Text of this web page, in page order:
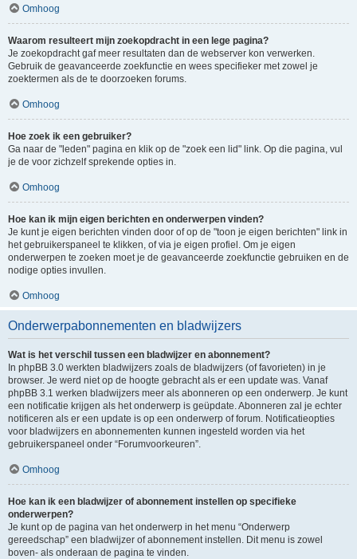
Omhoog
Waarom resulteert mijn zoekopdracht in een lege pagina?
Je zoekopdracht gaf meer resultaten dan de webserver kon verwerken.
Gebruik de geavanceerde zoekfunctie en wees specifieker met zowel je
zoektermen als de te doorzoeken forums.
Omhoog
Hoe zoek ik een gebruiker?
Ga naar de "leden" pagina en klik op de "zoek een lid" link. Op die pagina, vul
je de voor zichzelf sprekende opties in.
Omhoog
Hoe kan ik mijn eigen berichten en onderwerpen vinden?
Je kunt je eigen berichten vinden door of op de "toon je eigen berichten" link in
het gebruikerspaneel te klikken, of via je eigen profiel. Om je eigen
onderwerpen te zoeken moet je de geavanceerde zoekfunctie gebruiken en de
nodige opties invullen.
Omhoog
Onderwerpabonnementen en bladwijzers
Wat is het verschil tussen een bladwijzer en abonnement?
In phpBB 3.0 werkten bladwijzers zoals de bladwijzers (of favorieten) in je
browser. Je werd niet op de hoogte gebracht als er een update was. Vanaf
phpBB 3.1 werken bladwijzers meer als abonneren op een onderwerp. Je kunt
een notificatie krijgen als het onderwerp is geüpdate. Abonneren zal je echter
notificeren als er een update is op een onderwerp of forum. Notificatieopties
voor bladwijzers en abonnementen kunnen ingesteld worden via het
gebruikerspaneel onder “Forumvoorkeuren”.
Omhoog
Hoe kan ik een bladwijzer of abonnement instellen op specifieke
onderwerpen?
Je kunt op de pagina van het onderwerp in het menu “Onderwerp
gereedschap” een bladwijzer of abonnement instellen. Dit menu is zowel
boven- als onderaan de pagina te vinden.